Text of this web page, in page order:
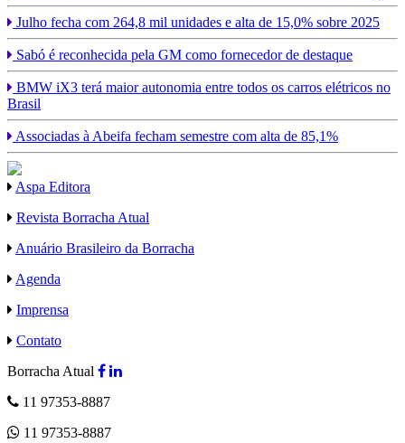
Julho fecha com 264,8 mil unidades e alta de 15,0% sobre 2025
Sabó é reconhecida pela GM como fornecedor de destaque
BMW iX3 terá maior autonomia entre todos os carros elétricos no
Brasil
Associadas à Abeifa fecham semestre com alta de 85,1%
Aspa Editora
Revista Borracha Atual
Anuário Brasileiro da Borracha
Agenda
Imprensa
Contato
Borracha Atual
11 97353-8887
11 97353-8887